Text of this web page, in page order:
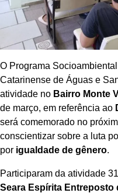
O Programa
Catarinense de Águas e
atividade no Bairro Monte
de março, em referência ao
será comemorado no
conscientizar sobre a luta
por igualdade de gênero.
Participaram da atividade
Seara Espírita Entreposto